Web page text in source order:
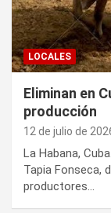
LOCALES
Eliminan en
producción
12 de julio de
La Habana,
Tapia Fonseca,
productores…